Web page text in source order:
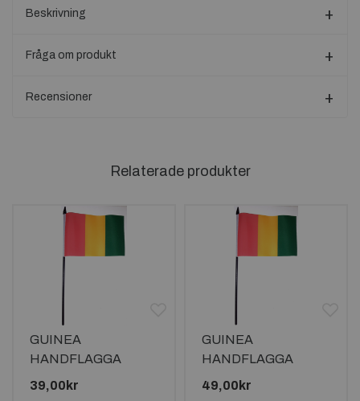
Beskrivning
Fråga om produkt
Recensioner
Relaterade produkter
GUINEA
HANDFLAGGA
15X10CM
39,00kr
GUINEA
HANDFLAGGA
23X15CM
49,00kr